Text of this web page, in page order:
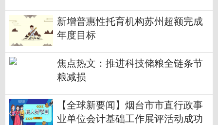
新增普惠性托育机构苏州超额完成
年度目标
焦点热文：推进科技储粮全链条节
粮减损
【全球新要闻】烟台市市直行政事
业单位会计基础工作展评活动成功